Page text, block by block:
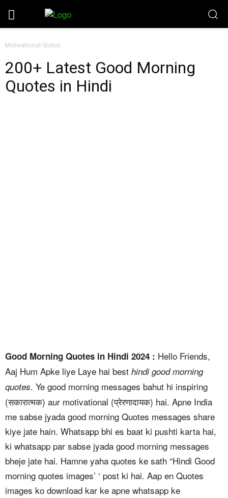
Motivational-Status
200+ Latest Good Morning
Quotes in Hindi
Good Morning Quotes in Hindi 2024 : Hello Friends,
Aaj Hum Apke liye Laye hai best hindi good morning
quotes. Ye good morning messages bahut hi inspiring
(सकारात्मक) aur motivational (प्रेरणादायक) hai. Apne India
me sabse jyada good morning Quotes messages share
kiye jate hain. Whatsapp bhi es baat ki pushti karta hai,
ki whatsapp par sabse jyada good morning messages
bheje jate hai. Hamne yaha quotes ke sath “Hindi Good
morning quotes images’ ‘ post ki hai. Aap en Quotes
images ko download kar ke apne whatsapp ke